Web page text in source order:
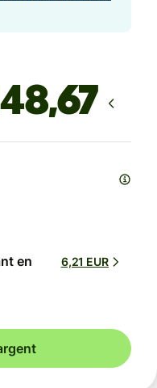
en
6,21 EUR